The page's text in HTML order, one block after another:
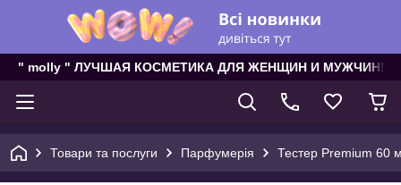
" molly " ЛУЧШАЯ КОСМЕТИКА ДЛЯ ЖЕНЩИН И МУЖЧИН!
Товари та послуги Парфумерія Тестер Premium 60